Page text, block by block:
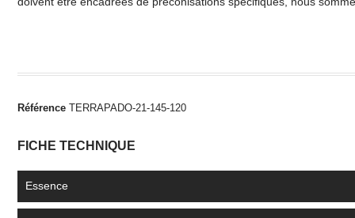
Référence TERRAPADO-21-145-120
FICHE TECHNIQUE
Essence